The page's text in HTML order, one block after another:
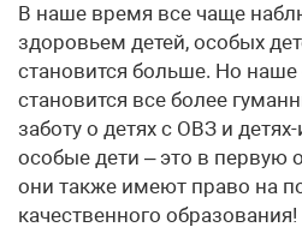
В наше время все чаще
здоровьем детей, особых
становится больше. Но наше
становится все более
заботу о детях с ОВЗ и
особые дети – это в первую
они также имеют право на
качественного образования!